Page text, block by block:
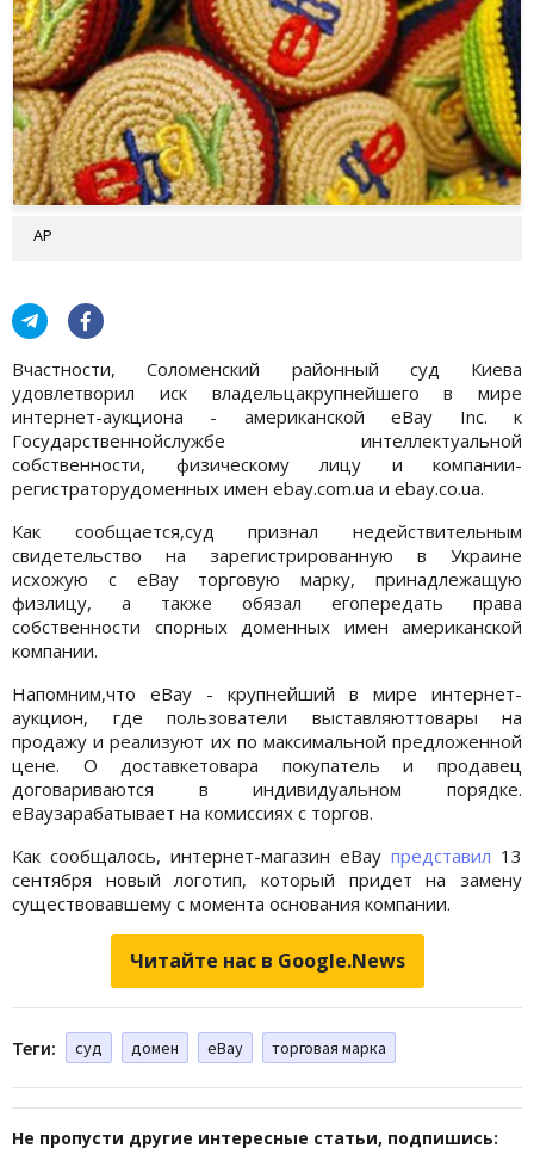
АР
Вчастности, Соломенский районный суд Киева
удовлетворил иск владельцакрупнейшего в мире
интернет-аукциона - американской eBay Inc. к
Государственнойслужбе интеллектуальной
собственности, физическому лицу и компании-
регистраторудоменных имен ebay.com.ua и ebay.co.ua.
Как сообщается,суд признал недействительным
свидетельство на зарегистрированную в Украине
исхожую с eBay торговую марку, принадлежащую
физлицу, а также обязал егопередать права
собственности спорных доменных имен американской
компании.
Напомним,что eBay - крупнейший в мире интернет-
аукцион, где пользователи выставляюттовары на
продажу и реализуют их по максимальной предложенной
цене. О доставкетовара покупатель и продавец
договариваются в индивидуальном порядке.
eBayзарабатывает на комиссиях с торгов.
Как сообщалось, интернет-магазин eBay представил 13
сентября новый логотип, который придет на замену
существовавшему с момента основания компании.
Читайте нас в Google.News
Теги: суд домен eBay торговая марка
Не пропусти другие интересные статьи, подпишись: